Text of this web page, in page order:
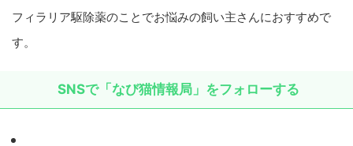
フィラリア駆除薬のことでお悩みの飼い主さんにおすすめで
す。
SNSで「なび猫情報局」をフォローする